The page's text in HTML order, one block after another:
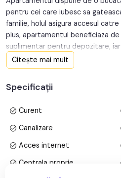
pentru cei care iubesc sa
familie, holul asigura accesul
plus, apartamentul beneficiaza
suplimentar pentru depozitare,
de mai mult loc, exista o pivnita,
depozitare in curte.
Locuinta se vinde mobilata.
fibra optica. Incalzirea se
calorifere.
PVC si termopan, usi interioare
PVC si termopan.
Citește mai mult
Specificații
Curent
Canalizare
Acces internet
Centrala proprie